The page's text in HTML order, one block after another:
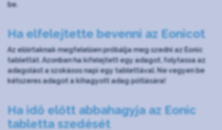
be.
Ha elfelejtette bevenni az Eonicot
Az előírtaknak megfelelően próbálja meg szedni az Eonic
tablettát. Azonban ha kifelejtett egy adagot, folytassa az
adagolást a szokásos napi egy tablettával. Ne vegyen be
kétszeres adagot a kihagyott adag pótlására!
Ha idő előtt abbahagyja az Eonic
tabletta szedését